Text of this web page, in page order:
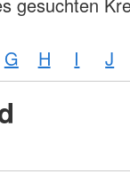
G H I J